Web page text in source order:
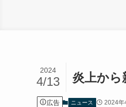
炎上から
2024
4/13
広告 ニュース 2024年